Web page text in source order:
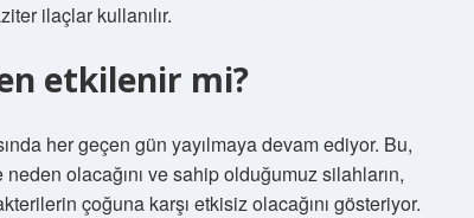
ilaçlar kullanılır.
etkilenir mi?
her geçen gün yayılmaya devam ediyor. Bu,
olacağını ve sahip olduğumuz silahların,
çoğuna karşı etkisiz olacağını gösteriyor.